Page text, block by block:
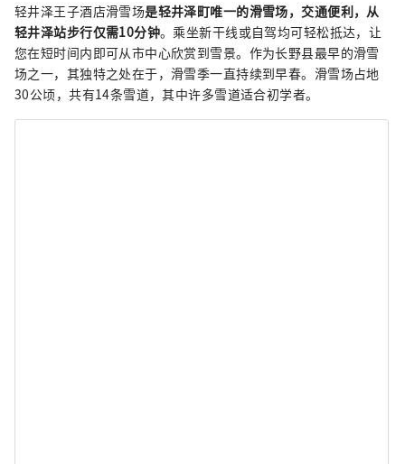
轻井泽王子酒店滑雪场是轻井泽町唯一的滑雪场，交通便利，从
轻井泽站步行仅需10分钟。乘坐新干线或自驾均可轻松抵达，让
您在短时间内即可从市中心欣赏到雪景。作为长野县最早的滑雪
场之一，其独特之处在于，滑雪季一直持续到早春。滑雪场占地
30公顷，共有14条雪道，其中许多雪道适合初学者。